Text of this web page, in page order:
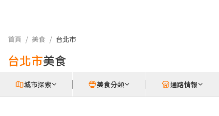
首頁 / 美食 / 台北市
台北市美食
城市探索 美食分類 通路情報